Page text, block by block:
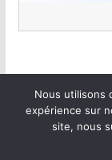
Copyright © 2026
Nous utilisons
expérience sur
site, nous